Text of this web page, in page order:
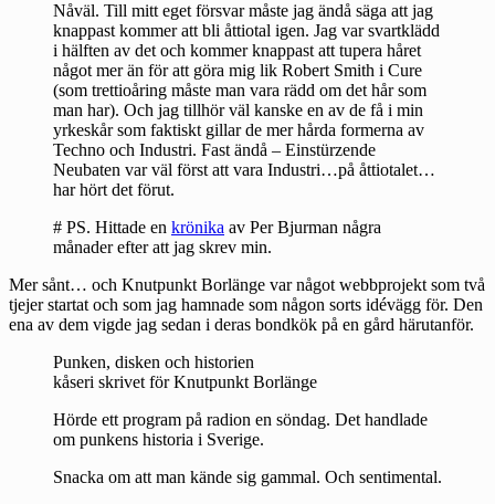
Nåväl. Till mitt eget försvar måste jag ändå säga att jag
knappast kommer att bli åttiotal igen. Jag var svartklädd
i hälften av det och kommer knappast att tupera håret
något mer än för att göra mig lik Robert Smith i Cure
(som trettioåring måste man vara rädd om det hår som
man har). Och jag tillhör väl kanske en av de få i min
yrkeskår som faktiskt gillar de mer hårda formerna av
Techno och Industri. Fast ändå – Einstürzende
Neubaten var väl först att vara Industri…på åttiotalet…
har hört det förut.
# PS. Hittade en krönika av Per Bjurman några
månader efter att jag skrev min.
Mer sånt… och Knutpunkt Borlänge var något webbprojekt som två
tjejer startat och som jag hamnade som någon sorts idévägg för. Den
ena av dem vigde jag sedan i deras bondkök på en gård härutanför.
Punken, disken och historien
kåseri skrivet för Knutpunkt Borlänge
Hörde ett program på radion en söndag. Det handlade
om punkens historia i Sverige.
Snacka om att man kände sig gammal. Och sentimental.